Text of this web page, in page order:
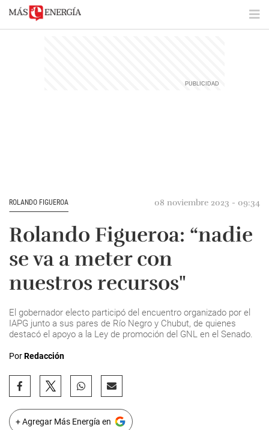
ROLANDO FIGUEROA 08 noviembre 2023 - 09:34
Rolando Figueroa: “nadie
se va a meter con
nuestros recursos"
El gobernador electo participó del encuentro organizado por el
IAPG junto a sus pares de Río Negro y Chubut, de quienes
destacó el apoyo a la Ley de promoción del GNL en el Senado.
PorRedacción
+ Agregar Más Energía en